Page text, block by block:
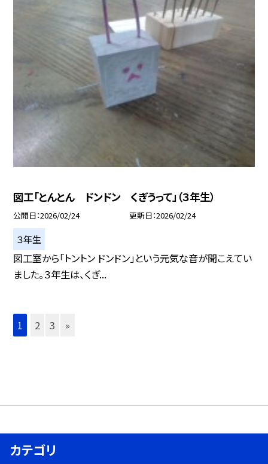
図工「とんとん ドンドン くぎうって」（３年生）
公開日 2026/02/24 更新日 2026/02/24
３年生
図工室から「トントン ドンドン」という元気な音が聞こえてい
ました。３年生は、くぎ...
1 2 3 »
カテゴリ